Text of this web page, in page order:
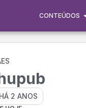
CONTEÚDOS
HÁ 2 ANOS